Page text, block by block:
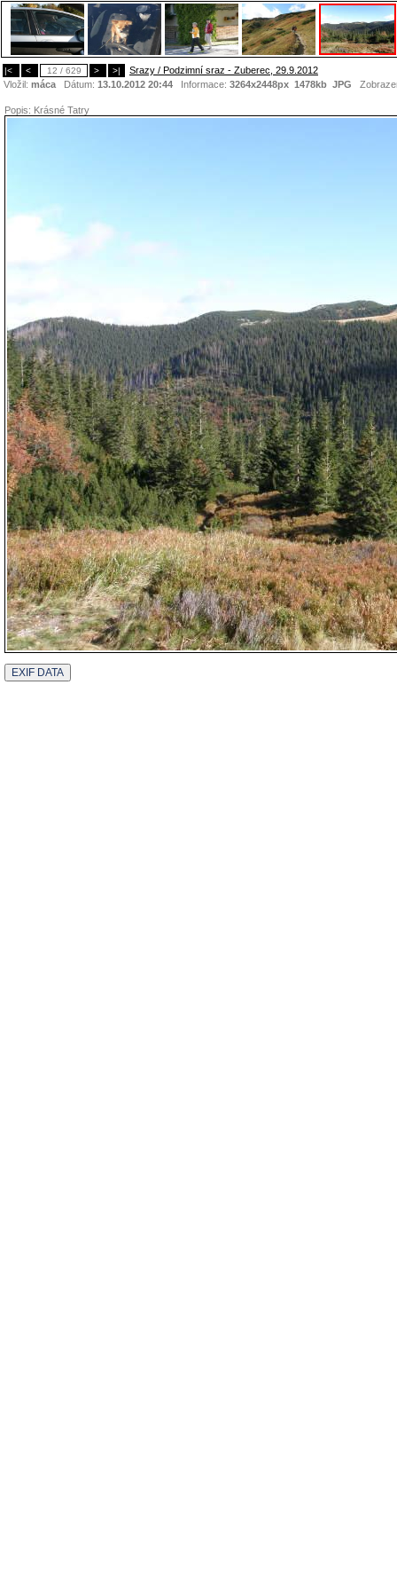
|< < 12 / 629 > >|
Srazy / Podzimní sraz - Zuberec, 29.9.2012
Vložil: máca Dátum: 13.10.2012 20:44 Informace: 3264x2448px 1478kb JPG
Popis: Krásné Tatry